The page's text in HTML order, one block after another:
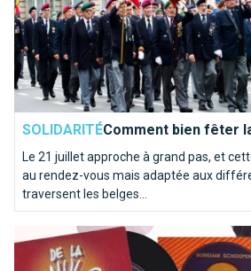
SOLIDARITÉComment bien fêter
Le 21 juillet approche à grand pas, et
au rendez-vous mais adaptée aux
traversent les belges...
Top 10 des chansons kitschs